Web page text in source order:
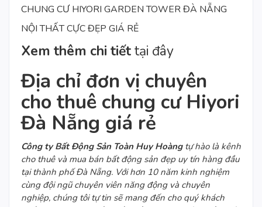
CHUNG CƯ HIYORI GARDEN TOWER ĐÀ NẴNG
NỘI THẤT CỰC ĐẸP GIÁ RẺ
Xem thêm chi tiếttại đây
Địa chỉ đơn vị chuyên
cho thuê chung cư Hiyori
Đà Nẵng giá rẻ
Công ty Bất Động Sản Toàn Huy Hoàngtự hào là kênh
cho thuê và mua bán bất động sản đẹp uy tín hàng đầu
tại thành phố Đà Nẵng. Với hơn 10 năm kinh nghiệm
cùng đội ngũ chuyên viên năng động và chuyên
nghiệp, chúng tôi tự tin sẽ mang đến cho quý khách